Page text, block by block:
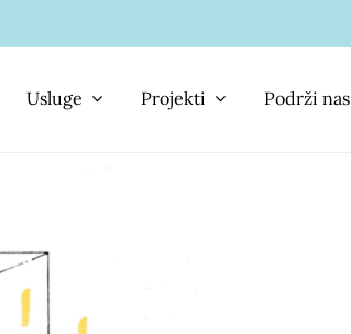
Usluge Projekti Podrži nas